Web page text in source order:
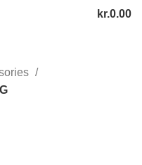
kr.0.00